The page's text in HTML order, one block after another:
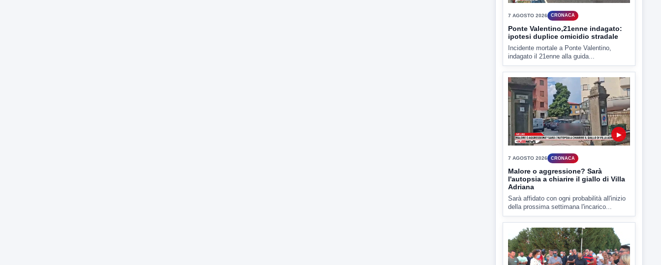
▶
7 AGOSTO 2026 CRONACA
Ponte Valentino,21enne indagato:
ipotesi duplice omicidio stradale
Incidente mortale a Ponte Valentino,
indagato il 21enne alla guida...
7 AGOSTO 2026 CRONACA
Malore o aggressione? Sarà
l'autopsia a chiarire il giallo di Villa
Adriana